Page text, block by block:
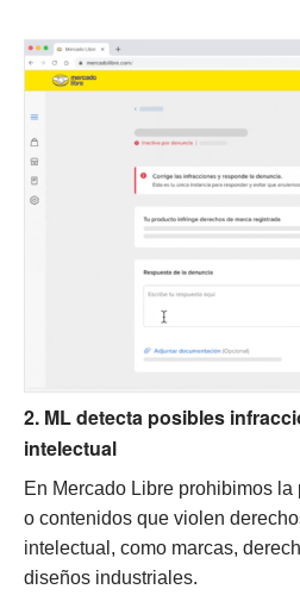
2. ML detecta posibles
intelectual
En Mercado Libre prohibimos
o contenidos que violen
intelectual, como marcas,
diseños industriales.